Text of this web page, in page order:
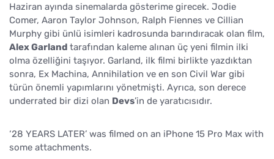
Haziran ayında sinemalarda gösterime girecek. Jodie
Comer, Aaron Taylor Johnson, Ralph Fiennes ve Cillian
Murphy gibi ünlü isimleri kadrosunda barındıracak olan film,
Alex Garland tarafından kaleme alınan üç yeni filmin ilki
olma özelliğini taşıyor. Garland, ilk filmi birlikte yazdıktan
sonra, Ex Machina, Annihilation ve en son Civil War gibi
türün önemli yapımlarını yönetmişti. Ayrıca, son derece
underrated bir dizi olan Devs’in de yaratıcısıdır.
‘28 YEARS LATER’ was filmed on an iPhone 15 Pro Max with
some attachments.